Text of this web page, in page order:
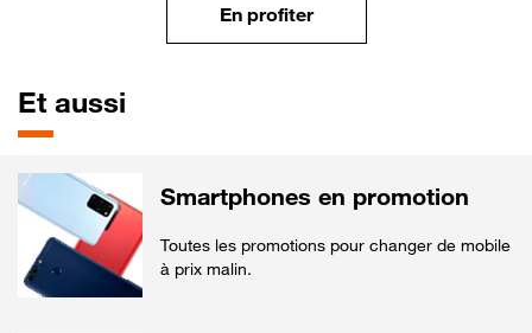
En profiter
Et aussi
Smartphones en promotion
Toutes les promotions pour changer de mobile
à prix malin.